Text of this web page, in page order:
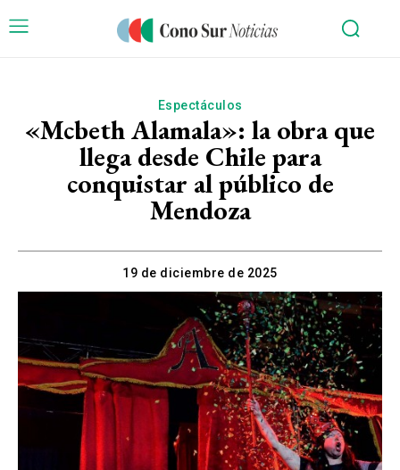
Espectáculos
«Mcbeth Alamala»: la obra que
llega desde Chile para
conquistar al público de
Mendoza
19 de diciembre de 2025